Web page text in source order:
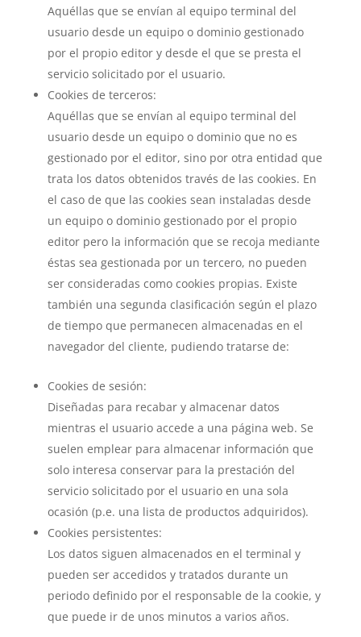
Aquéllas que se envían al equipo terminal del
usuario desde un equipo o dominio gestionado
por el propio editor y desde el que se presta el
servicio solicitado por el usuario.
Cookies de terceros:
Aquéllas que se envían al equipo terminal del
usuario desde un equipo o dominio que no es
gestionado por el editor, sino por otra entidad que
trata los datos obtenidos través de las cookies. En
el caso de que las cookies sean instaladas desde
un equipo o dominio gestionado por el propio
editor pero la información que se recoja mediante
éstas sea gestionada por un tercero, no pueden
ser consideradas como cookies propias. Existe
también una segunda clasificación según el plazo
de tiempo que permanecen almacenadas en el
navegador del cliente, pudiendo tratarse de:
Cookies de sesión:
Diseñadas para recabar y almacenar datos
mientras el usuario accede a una página web. Se
suelen emplear para almacenar información que
solo interesa conservar para la prestación del
servicio solicitado por el usuario en una sola
ocasión (p.e. una lista de productos adquiridos).
Cookies persistentes:
Los datos siguen almacenados en el terminal y
pueden ser accedidos y tratados durante un
periodo definido por el responsable de la cookie, y
que puede ir de unos minutos a varios años.